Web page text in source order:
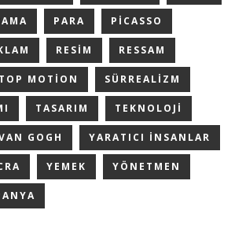
PARA PICASSO
RESIM RESSAM
MOTION SÜRREALIZM
TASARIM TEKNOLOJI
GOGH YARATICI INSANLAR
YEMEK YÖNETMEN